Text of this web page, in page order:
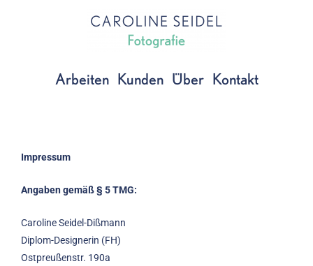
Arbeiten Kunden Über Kontakt
Impressum
Angaben gemäß § 5 TMG:
Caroline Seidel-Dißmann
Diplom-Designerin (FH)
Ostpreußenstr. 190a